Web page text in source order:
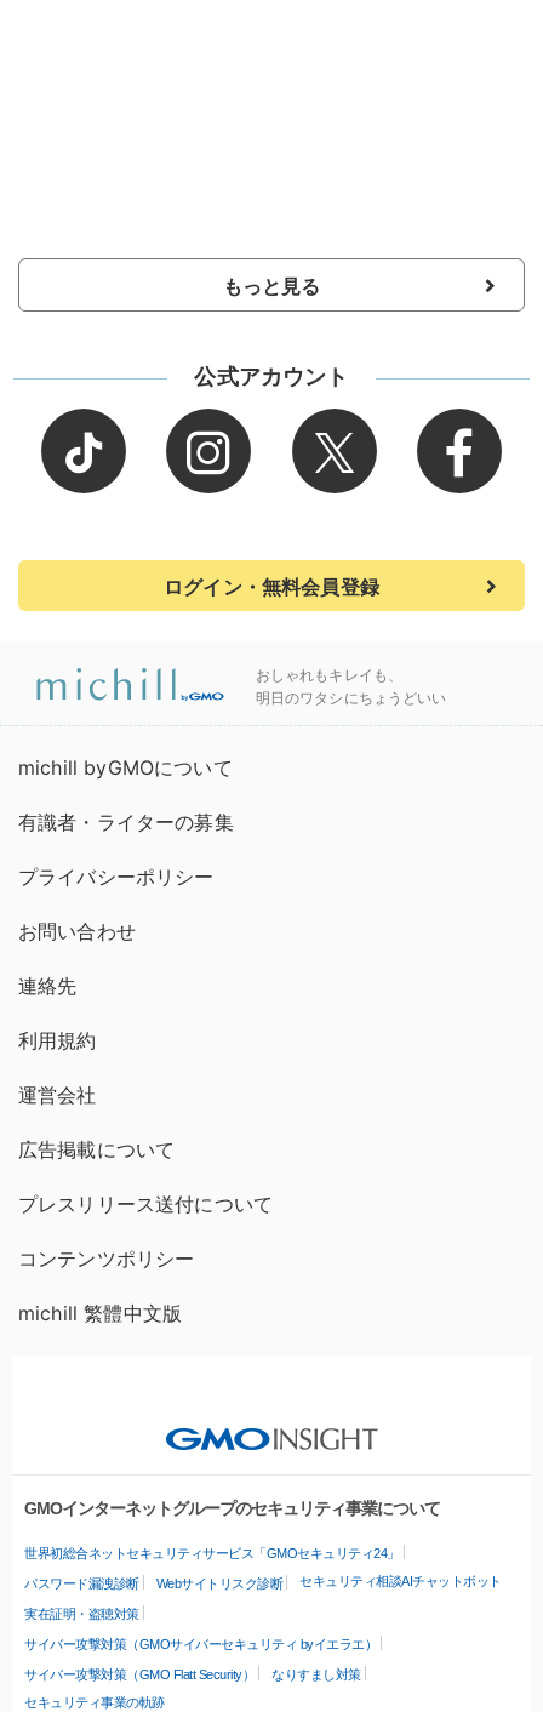
もっと見る
公式アカウント
ログイン・無料会員登録
おしゃれもキレイも、
明日のワタシにちょうどいい
michill byGMOについて
有識者・ライターの募集
プライバシーポリシー
お問い合わせ
連絡先
利用規約
運営会社
広告掲載について
プレスリリース送付について
コンテンツポリシー
michill 繁體中文版
GMOインターネットグループのセキュリティ事業について
世界初総合ネットセキュリティサービス「GMOセキュリティ24」
パスワード漏洩診断 Webサイトリスク診断 セキュリティ相談AIチャットボット
実在証明・盗聴対策
サイバー攻撃対策（GMOサイバーセキュリティ byイエラエ）
サイバー攻撃対策（GMO Flatt Security）
なりすまし対策
セキュリティ事業の軌跡